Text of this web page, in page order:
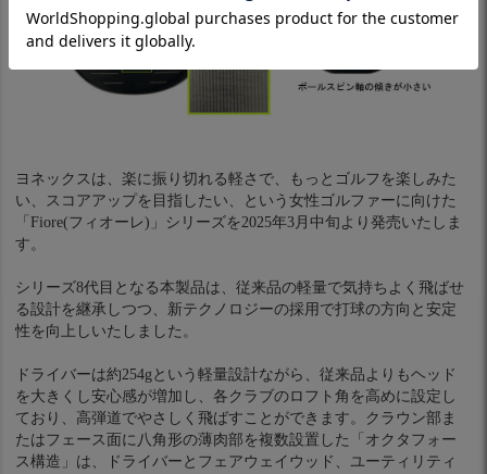
ヨネックスは、楽に振り切れる軽さで、もっとゴルフを楽しみた
い、スコアアップを目指したい、という女性ゴルファーに向けた
「Fiore(フィオーレ)」シリーズを2025年3月中旬より発売いたしま
す。
シリーズ8代目となる本製品は、従来品の軽量で気持ちよく飛ばせ
る設計を継承しつつ、新テクノロジーの採用で打球の方向と安定
性を向上しいたしました。
ドライバーは約254gという軽量設計ながら、従来品よりもヘッド
を大きくし安心感が増加し、各クラブのロフト角を高めに設定し
ており、高弾道でやさしく飛ばすことができます。クラウン部ま
たはフェース面に八角形の薄肉部を複数設置した「オクタフォー
ス構造」は、ドライバーとフェアウェイウッド、ユーティリティ